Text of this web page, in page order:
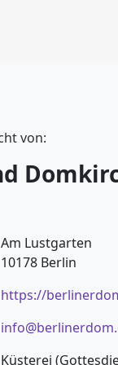
von:
Am Lustgarten
10178 Berlin
https://
Küsterei